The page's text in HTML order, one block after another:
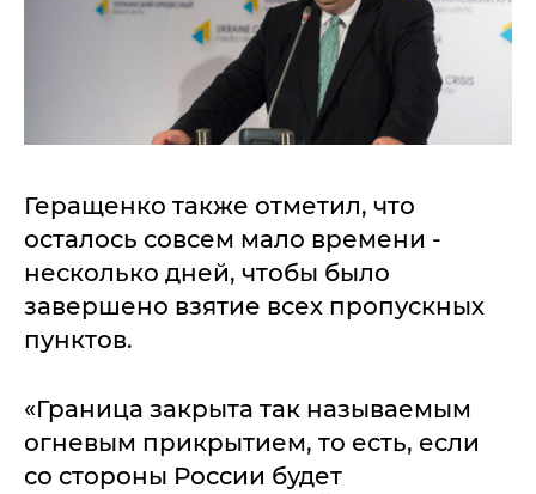
Геращенко также отметил, что
осталось совсем мало времени -
несколько дней, чтобы было
завершено взятие всех пропускных
пунктов.
«Граница закрыта так называемым
огневым прикрытием, то есть, если
со стороны России будет